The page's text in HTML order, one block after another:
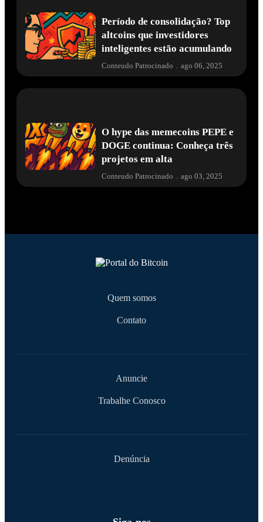
Período de consolidação? Top
altcoins que investidores
inteligentes estão acumulando
Conteudo Patrocinado . ago 06, 2025
O hype das memecoins PEPE e
DOGE continua: Conheça três
projetos em alta
Conteudo Patrocinado ago 03, 2025
Quem somos
Contato
Anuncie
Trabalhe Conosco
Denúncia